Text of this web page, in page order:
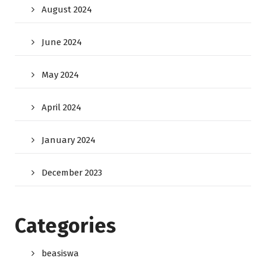
August 2024
June 2024
May 2024
April 2024
January 2024
December 2023
Categories
beasiswa